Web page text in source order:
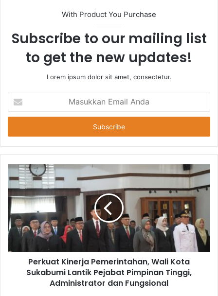
With Product You Purchase
Subscribe to our mailing list
to get the new updates!
Lorem ipsum dolor sit amet, consectetur.
Email
Anda
Perkuat Kinerja Pemerintahan, Wali Kota
Sukabumi Lantik Pejabat Pimpinan Tinggi,
Administrator dan Fungsional